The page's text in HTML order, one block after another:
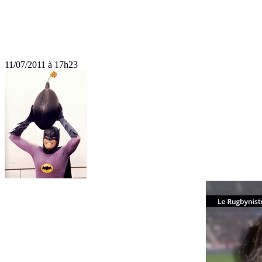
11/07/2011 à 17h23